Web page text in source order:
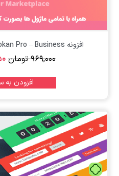
افزونه Dokan Pro – Business + پوسته دکان + 42...
۹۶۹,۰۰۰ تومان
افزودن به
تومان